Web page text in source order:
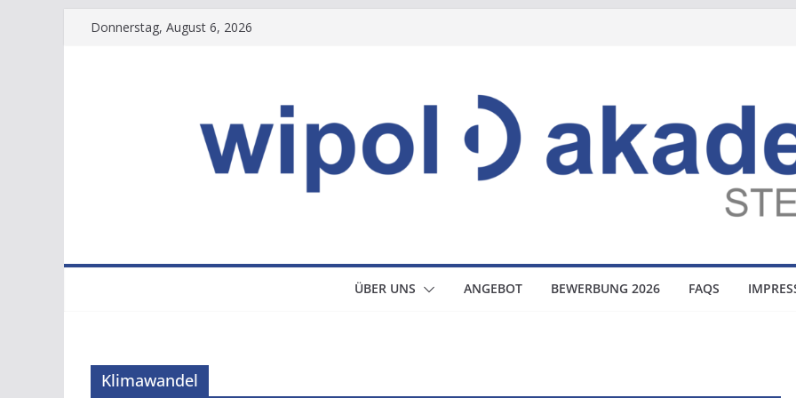
ZumDonnerstag, August 6, 2026
ÜBER UNS ANGEBOT BEWERBUNG 2026 FAQS
Klimawandel